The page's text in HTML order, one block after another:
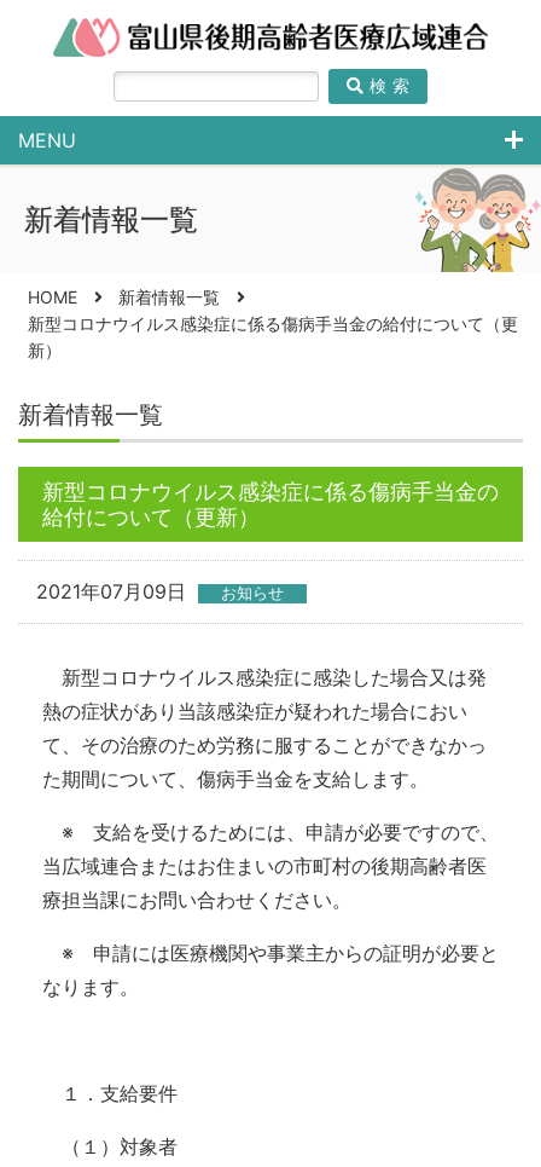
検索
MENU
新着情報一覧
HOME
新着情報一覧
新型コロナウイルス感染症に係る傷病手当金の給付について（更
新）
新着情報一覧
新型コロナウイルス感染症に係る傷病手当金の
給付について（更新）
2021年07月09日 お知らせ
新型コロナウイルス感染症に感染した場合又は発
熱の症状があり当該感染症が疑われた場合におい
て、その治療のため労務に服することができなかっ
た期間について、傷病手当金を支給します。
※ 支給を受けるためには、申請が必要ですので、
当広域連合またはお住まいの市町村の後期高齢者医
療担当課にお問い合わせください。
※ 申請には医療機関や事業主からの証明が必要と
なります。
１．支給要件
（１）対象者